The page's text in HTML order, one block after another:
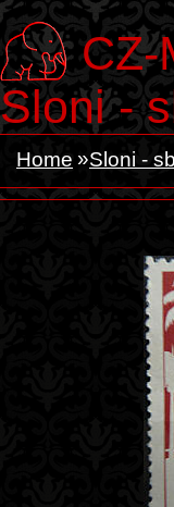
CZ-
Sloni -
Home Sloni -